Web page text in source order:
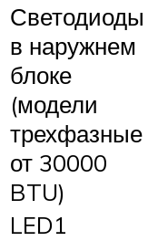
Светодиоды
в наружнем
блоке
(модели
трехфазные
от 30000
BTU)
LED1